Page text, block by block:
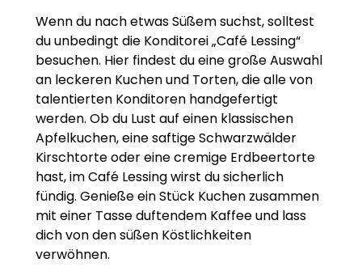
Wenn du nach etwas Süßem suchst, solltest
du unbedingt die Konditorei „Café Lessing“
besuchen. Hier findest du eine große Auswahl
an leckeren Kuchen und Torten, die alle von
talentierten Konditoren handgefertigt
werden. Ob du Lust auf einen klassischen
Apfelkuchen, eine saftige Schwarzwälder
Kirschtorte oder eine cremige Erdbeertorte
hast, im Café Lessing wirst du sicherlich
fündig. Genieße ein Stück Kuchen zusammen
mit einer Tasse duftendem Kaffee und lass
dich von den süßen Köstlichkeiten
verwöhnen.